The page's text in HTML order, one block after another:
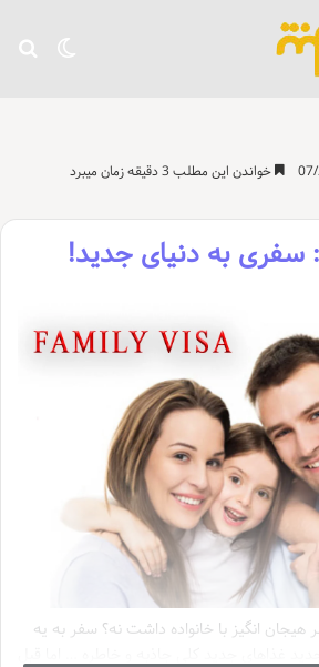
تغییر
خواندن این مطلب 3 دقیقه زمان میبرد
سفری به دنیای جدید!
انگیز با خانواده داشت نه؟ سفر به یه